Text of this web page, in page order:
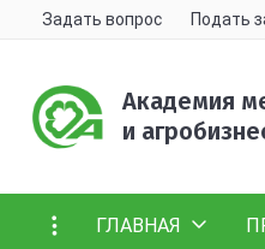
Задать вопрос Подать
Академия
и
ГЛАВНАЯ